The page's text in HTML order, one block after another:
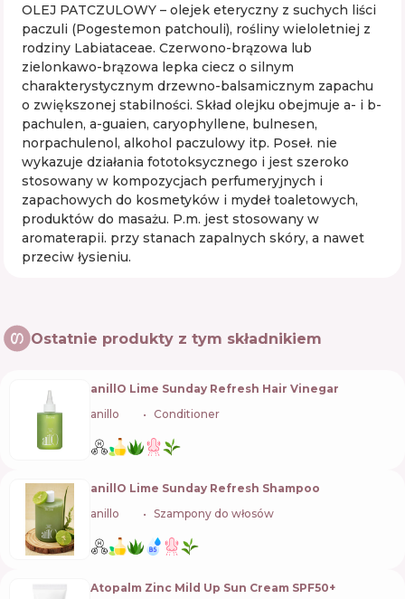
OLEJ PATCZULOWY – olejek eteryczny z suchych liści
paczuli (Pogestemon patchouli), rośliny wieloletniej z
rodziny Labiataceae. Czerwono-brązowa lub
zielonkawo-brązowa lepka ciecz o silnym
charakterystycznym drzewno-balsamicznym zapachu
o zwiększonej stabilności. Skład olejku obejmuje a- i b-
pachulen, a-guaien, caryophyllene, bulnesen,
norpachulenol, alkohol paczulowy itp. Poseł. nie
wykazuje działania fototoksycznego i jest szeroko
stosowany w kompozycjach perfumeryjnych i
zapachowych do kosmetyków i mydeł toaletowych,
produktów do masażu. P.m. jest stosowany w
aromaterapii. przy stanach zapalnych skóry, a nawet
przeciw łysieniu.
Ostatnie produkty z tym składnikiem
anillO Lime Sunday Refresh Hair Vinegar
anillo
Conditioner
anillO Lime Sunday Refresh Shampoo
anillo
Szampony do włosów
Atopalm Zinc Mild Up Sun Cream SPF50+